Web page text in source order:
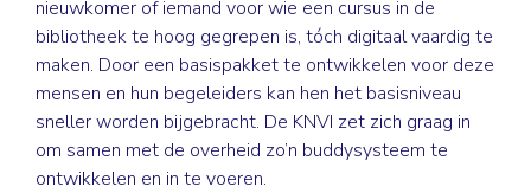
nieuwkomer of iemand voor wie een cursus in de
bibliotheek te hoog ­gegrepen is, tóch digitaal vaardig te
maken. Door een basispakket te ontwikkelen voor deze
mensen en hun begeleiders kan hen het basisniveau
sneller worden bijgebracht. De KNVI zet zich graag in
om samen met de overheid zo’n buddysysteem te
ontwikkelen en in te voeren.